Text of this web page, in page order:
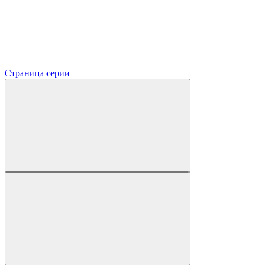
Страница серии